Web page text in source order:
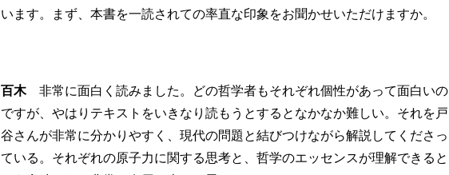
います。まず、本書を一読されての率直な印象をお聞かせいただけますか。
百木非常に面白く読みました。どの哲学者もそれぞれ個性があって面白いの
ですが、やはりテキストをいきなり読もうとするとなかなか難しい。それを戸
谷さんが非常に分かりやすく、現代の問題と結びつけながら解説してくださっ
ている。それぞれの原子力に関する思考と、哲学のエッセンスが理解できると